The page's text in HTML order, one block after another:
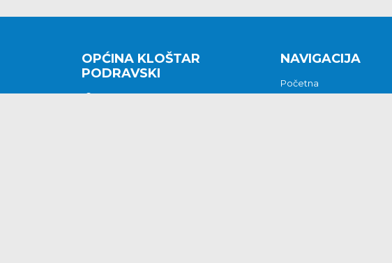
OPĆINA KLOŠTAR
PODRAVSKI
NAVIGACIJA
Početna